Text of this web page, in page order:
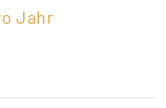
Jahr